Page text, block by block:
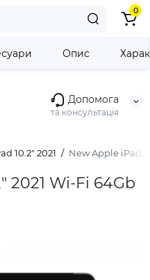
Допомога
та консультація
0
10.2" 2021 New Apple iPad
2021 Wi-Fi 64Gb
Опис